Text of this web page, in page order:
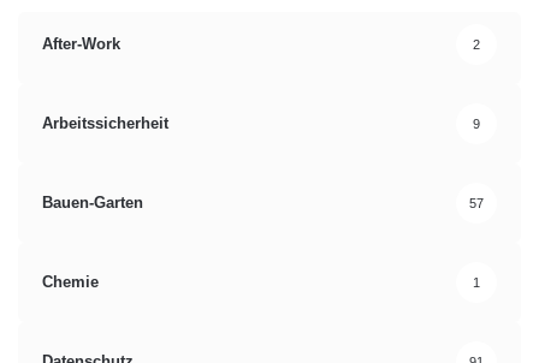
After-Work 2
Arbeitssicherheit 9
Bauen-Garten 57
Chemie 1